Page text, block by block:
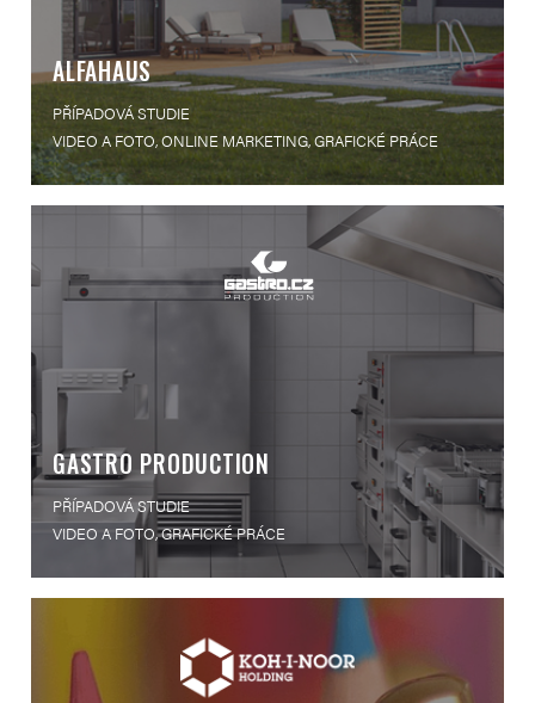
ALFAHAUS
PŘÍPADOVÁ STUDIE
VIDEO A FOTO, ONLINE MARKETING, GRAFICKÉ PRÁCE
GASTRO PRODUCTION
PŘÍPADOVÁ STUDIE
VIDEO A FOTO, GRAFICKÉ PRÁCE